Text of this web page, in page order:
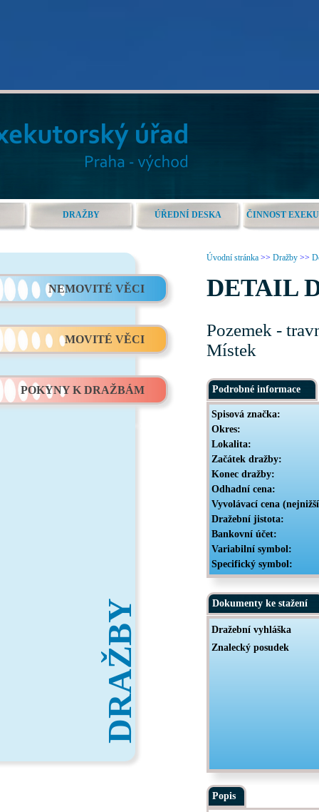
DRAŽBY ÚŘEDNÍ DESKA ČINNOST
NEMOVITÉ VĚCI
MOVITÉ VĚCI
POKYNY K DRAŽBÁM
DRAŽBY
Úvodní stránka >> Dražby >>
DETAIL
Pozemek -
Místek
Podrobné informace
Spisová značka:
Okres:
Lokalita:
Začátek dražby:
Konec dražby:
Odhadní cena:
Vyvolávací cena
Dražební jistota:
Bankovní účet:
Variabilní symbol:
Specifický symbol:
Dokumenty ke stažení
Dražební vyhláška
Znalecký posudek
Popis